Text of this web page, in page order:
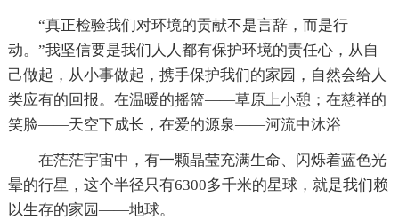
“真正检验我们对环境的贡献不是言辞，而是行
动。”我坚信要是我们人人都有保护环境的责任心，从自
己做起，从小事做起，携手保护我们的家园，自然会给人
类应有的回报。在温暖的摇篮——草原上小憩；在慈祥的
笑脸——天空下成长，在爱的源泉——河流中沐浴
在茫茫宇宙中，有一颗晶莹充满生命、闪烁着蓝色光
晕的行星，这个半径只有6300多千米的星球，就是我们赖
以生存的家园——地球。